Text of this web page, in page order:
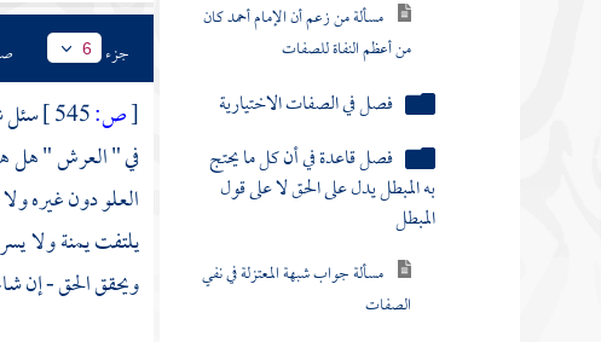
مسألة من زعم أن الإمام أحمد كان
من أعظم النفاة للصفات
فصل في الصفات الاختيارية
فصل قاعدة في أن كل ما يحتج
به المبطل يدل على الحق لا على قول
المبطل
مسألة جواب شبهة المعتزلة في نفي
الصفات
جزء 6
[ص: سئل
في " العرش " هل هو
العلو دون غيره
يلتفت يمنة ولا
ويحقق الحق - إن